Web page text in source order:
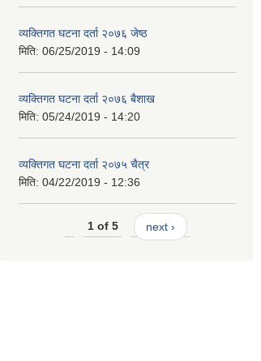
व्यक्तिगत घटना दर्ता २०७६ जेष्ठ
मिति: 06/25/2019 - 14:09
व्यक्तिगत घटना दर्ता २०७६ बैशाख
मिति: 05/24/2019 - 14:20
व्यक्तिगत घटना दर्ता २०७५ चैत्र
मिति: 04/22/2019 - 12:36
1 of 5 next ›